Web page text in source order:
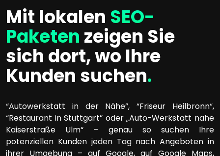
Mit lokalen SEO-
Paketen zeigen Sie
sich dort, wo Ihre
Kunden suchen.
“Autowerkstatt in der Nähe”, “Friseur Heilbronn“,
“Restaurant in Stuttgart” oder „Auto-Werkstatt nahe
Kaiserstraße Ulm“ – genau so suchen Ihre
potenziellen Kunden jeden Tag nach Angeboten in
ihrer Umgebung – auf Google, auf Google Maps,